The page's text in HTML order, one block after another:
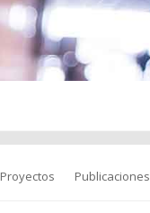
Proyectos Publicaciones